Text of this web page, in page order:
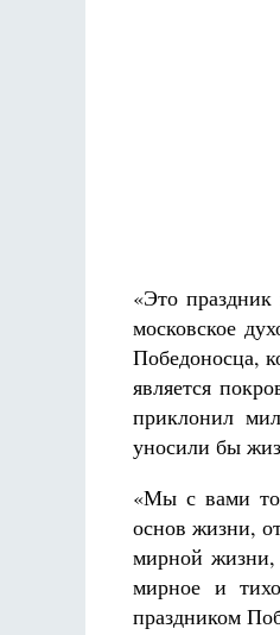
«Это
московское
Победоносца,
является
приклонил
уносили бы
«Мы с вами
основ жизни,
мирной
мирное и
праздником